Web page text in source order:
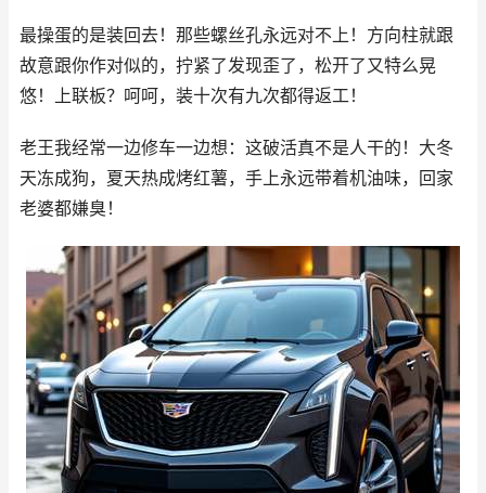
最操蛋的是装回去！那些螺丝孔永远对不上！方向柱就跟
故意跟你作对似的，拧紧了发现歪了，松开了又特么晃
悠！上联板？呵呵，装十次有九次都得返工！
老王我经常一边修车一边想：这破活真不是人干的！大冬
天冻成狗，夏天热成烤红薯，手上永远带着机油味，回家
老婆都嫌臭！